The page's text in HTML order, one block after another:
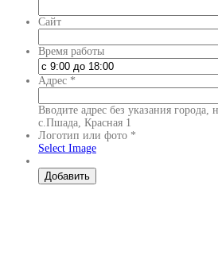
Сайт
Время работы
Адрес *
Вводите адрес без указания
с.Пшада, Красная 1
Логотип или фото *
Select Image